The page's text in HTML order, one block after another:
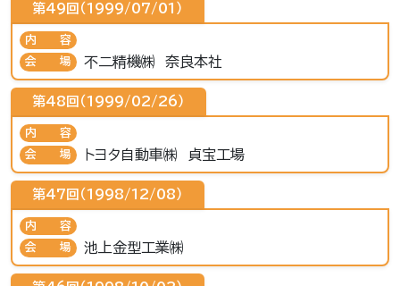
第49回（1999/07/01）
内容
会場
不二精機㈱ 奈良本社
第48回（1999/02/26）
内容
会場
トヨタ自動車㈱ 貞宝工場
第47回（1998/12/08）
内容
会場
池上金型工業㈱